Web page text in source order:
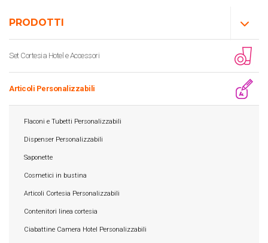
PRODOTTI
Set Cortesia Hotel e Accessori
Articoli Personalizzabili
Flaconi e Tubetti Personalizzabili
Dispenser Personalizzabili
Saponette
Cosmetici in bustina
Articoli Cortesia Personalizzabili
Contenitori linea cortesia
Ciabattine Camera Hotel Personalizzabili